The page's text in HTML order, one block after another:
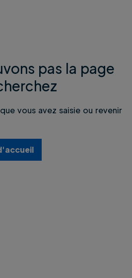
pas la page
vous avez saisie ou revenir